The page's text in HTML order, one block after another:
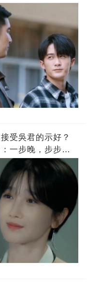
受吳君的示好？
一步晚，步步